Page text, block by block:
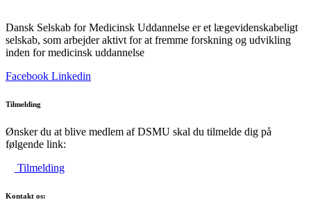
Dansk Selskab for Medicinsk Uddannelse er et lægevidenskabeligt
selskab, som arbejder aktivt for at fremme forskning og udvikling
inden for medicinsk uddannelse
Facebook Linkedin
Tilmelding
Ønsker du at blive medlem af DSMU skal du tilmelde dig på
følgende link:
Tilmelding
Kontakt os: